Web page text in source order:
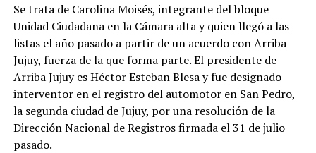
Se trata de Carolina Moisés, integrante del bloque
Unidad Ciudadana en la Cámara alta y quien llegó a las
listas el año pasado a partir de un acuerdo con Arriba
Jujuy, fuerza de la que forma parte. El presidente de
Arriba Jujuy es Héctor Esteban Blesa y fue designado
interventor en el registro del automotor en San Pedro,
la segunda ciudad de Jujuy, por una resolución de la
Dirección Nacional de Registros firmada el 31 de julio
pasado.